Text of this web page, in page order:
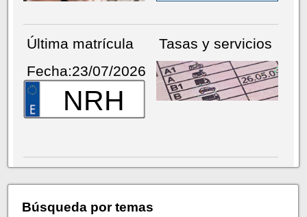
Última matrícula
Fecha:23/07/2026
NRH
Tasas y servicios
Búsqueda por temas